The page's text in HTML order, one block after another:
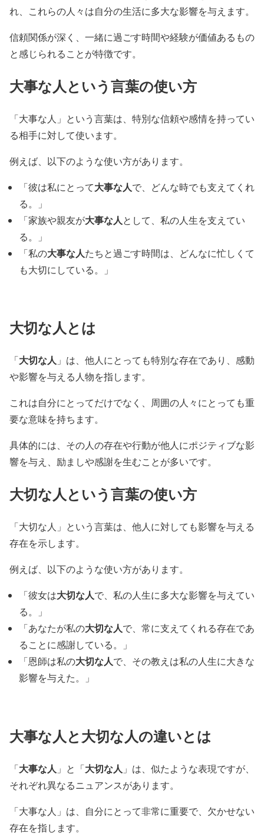
れ、これらの人々は自分の生活に多大な影響を与えます。
信頼関係が深く、一緒に過ごす時間や経験が価値あるもの
と感じられることが特徴です。
大事な人という言葉の使い方
「大事な人」という言葉は、特別な信頼や感情を持ってい
る相手に対して使います。
例えば、以下のような使い方があります。
「彼は私にとって大事な人で、どんな時でも支えてくれ
る。」
「家族や親友が大事な人として、私の人生を支えてい
る。」
「私の大事な人たちと過ごす時間は、どんなに忙しくて
も大切にしている。」
大切な人とは
「大切な人 」は、他人にとっても特別な存在であり、感動
や影響を与える人物を指します。
これは自分にとってだけでなく、周囲の人々にとっても重
要な意味を持ちます。
具体的には、その人の存在や行動が他人にポジティブな影
響を与え、励ましや感謝を生むことが多いです。
大切な人という言葉の使い方
「大切な人」という言葉は、他人に対しても影響を与える
存在を示します。
例えば、以下のような使い方があります。
「彼女は大切な人で、私の人生に多大な影響を与えてい
る。」
「あなたが私の大切な人で、常に支えてくれる存在であ
ることに感謝している。」
「恩師は私の大切な人で、その教えは私の人生に大きな
影響を与えた。」
大事な人と大切な人の違いとは
「大事な人 」と「大切な人 」は、似たような表現ですが、
それぞれ異なるニュアンスがあります。
「大事な人」は、自分にとって非常に重要で、欠かせない
存在を指します。